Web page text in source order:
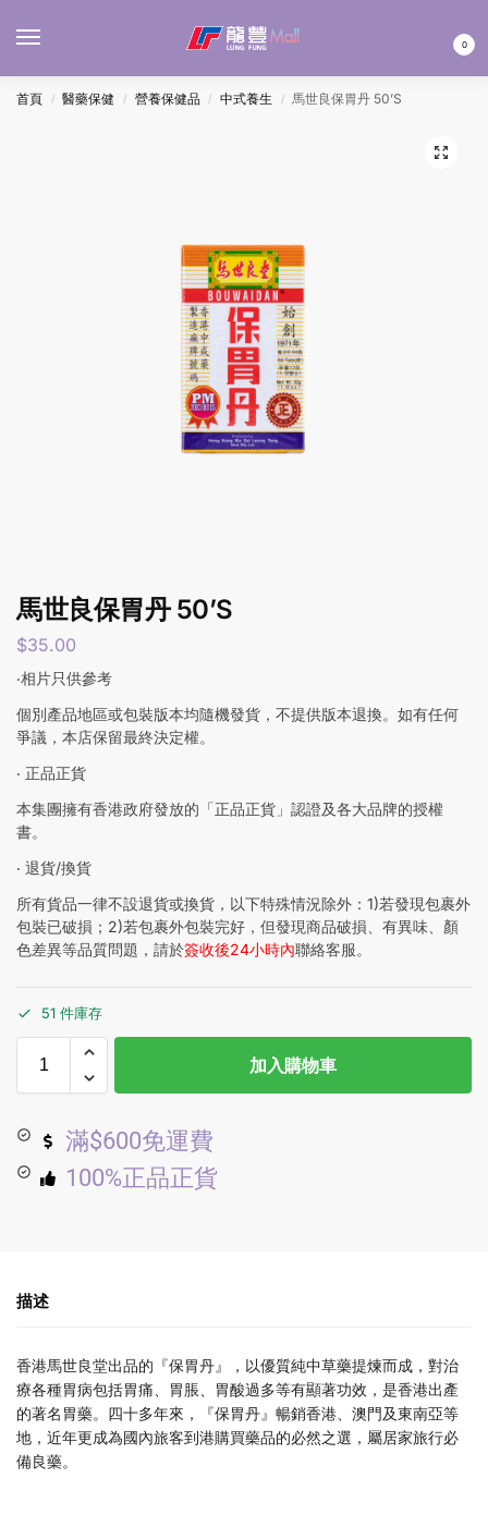
0
首頁 / 醫藥保健 / 營養保健品 / 中式養生 / 馬世良保胃丹 50’S
馬世良保胃丹 50’S
$35.00
‧相片只供參考
個別產品地區或包裝版本均隨機發貨，不提供版本退換。如有任何
爭議，本店保留最終決定權。
‧ 正品正貨
本集團擁有香港政府發放的「正品正貨」認證及各大品牌的授權
書。
‧ 退貨/換貨
所有貨品一律不設退貨或換貨，以下特殊情況除外：1)若發現包裹外
包裝已破損；2)若包裹外包裝完好，但發現商品破損、有異味、顏
色差異等品質問題，請於簽收後24小時內聯絡客服。
51 件庫存
加入購物車
滿$600免運費
100%正品正貨
描述
香港馬世良堂出品的『保胃丹』，以優質純中草藥提煉而成，對治
療各種胃病包括胃痛、胃脹、胃酸過多等有顯著功效，是香港出產
的著名胃藥。四十多年來，『保胃丹』暢銷香港、澳門及東南亞等
地，近年更成為國內旅客到港購買藥品的必然之選，屬居家旅行必
備良藥。